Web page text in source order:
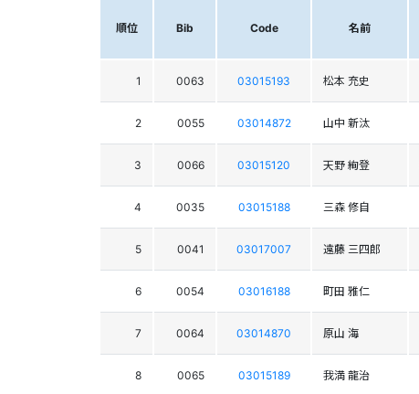
順位 Bib Code 名前
1 0063 03015193 松本 充史
2 0055 03014872 山中 新汰
3 0066 03015120 天野 絢登
4 0035 03015188 三森 修自
5 0041 03017007 遠藤 三四郎
6 0054 03016188 町田 雅仁
7 0064 03014870 原山 海
8 0065 03015189 我満 龍治